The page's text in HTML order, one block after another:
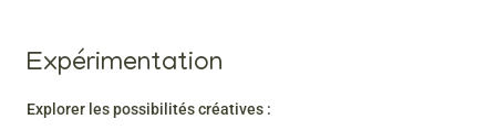
Expérimentation
Explorer les possibilités créatives :